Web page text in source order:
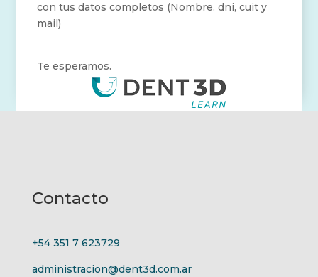
con tus datos completos (Nombre. dni, cuit y
mail)
Te esperamos.
Contacto
+54 351 7 623729
administracion@dent3d.com.ar